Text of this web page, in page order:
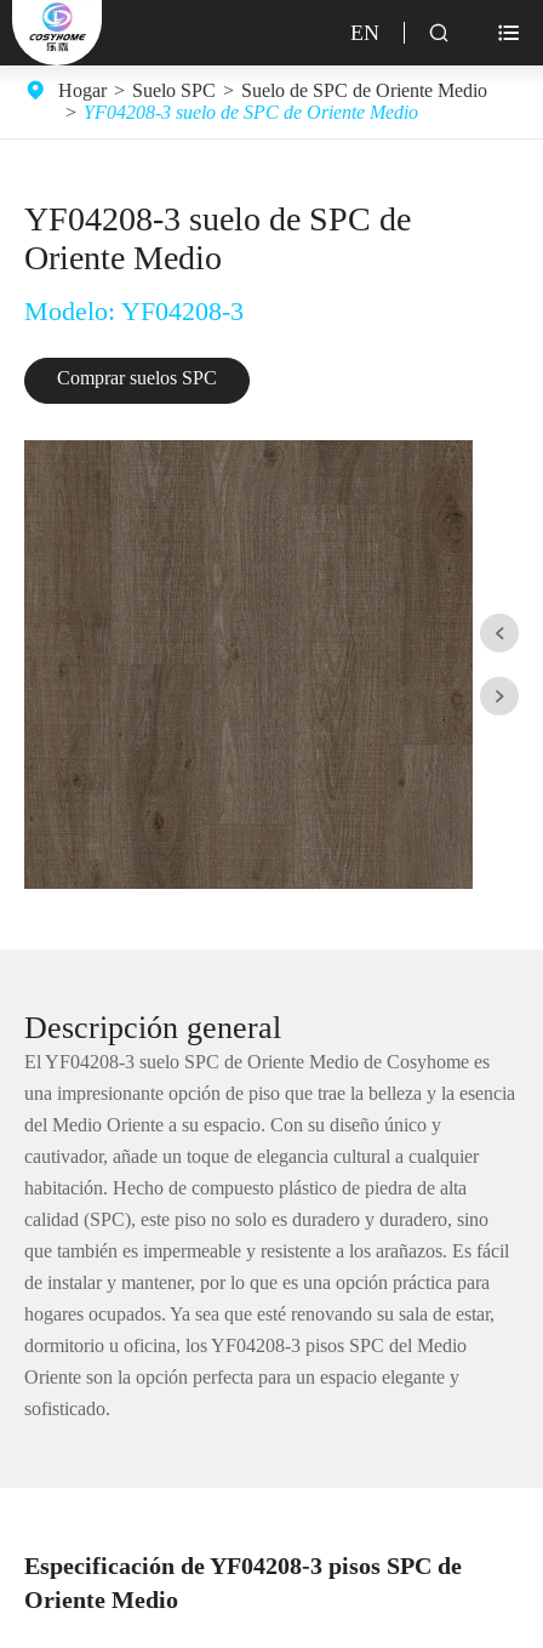
EN  
Hogar Suelo SPC
Suelo de SPC de Oriente Medio
YF04208-3 suelo de SPC de Oriente Medio
YF04208-3 suelo de SPC de
Oriente Medio
Modelo: YF04208-3
Comprar suelos SPC


Descripción general
El YF04208-3 suelo SPC de Oriente Medio de Cosyhome es
una impresionante opción de piso que trae la belleza y la esencia
del Medio Oriente a su espacio. Con su diseño único y
cautivador, añade un toque de elegancia cultural a cualquier
habitación. Hecho de compuesto plástico de piedra de alta
calidad (SPC), este piso no solo es duradero y duradero, sino
que también es impermeable y resistente a los arañazos. Es fácil
de instalar y mantener, por lo que es una opción práctica para
hogares ocupados. Ya sea que esté renovando su sala de estar,
dormitorio u oficina, los YF04208-3 pisos SPC del Medio
Oriente son la opción perfecta para un espacio elegante y
sofisticado.
Especificación de YF04208-3 pisos SPC de
Oriente Medio